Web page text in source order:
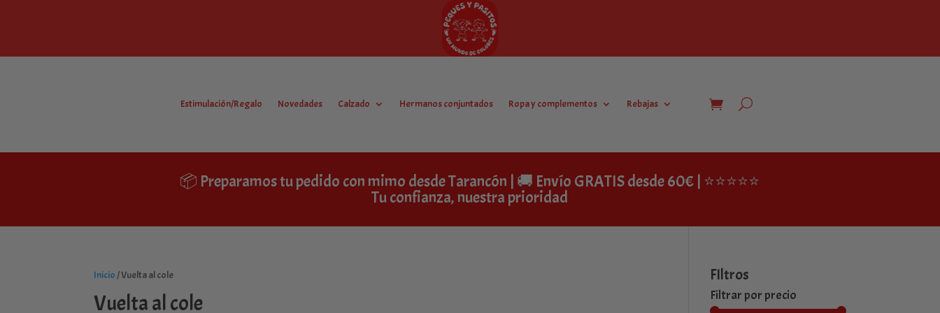
Estimulación/Regalo Novedades Calzado Hermanos conjuntados Ropa y complementos Rebajas
📦 Preparamos tu pedido con mimo desde Tarancón | 🚚 Envío GRATIS desde 60€ | ⭐⭐⭐⭐⭐
Tu confianza, nuestra prioridad
Inicio / Vuelta al cole
Vuelta al cole
FIltros
Filtrar por precio